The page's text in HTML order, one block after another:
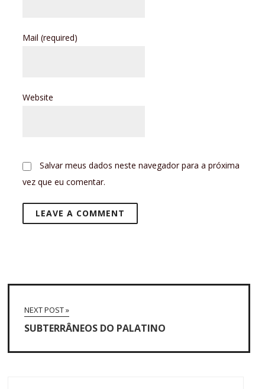
Mail(required)
Website
Salvar meus dados neste navegador para a próxima
vez que eu comentar.
NEXT POST »
SUBTERRÂNEOS DO PALATINO